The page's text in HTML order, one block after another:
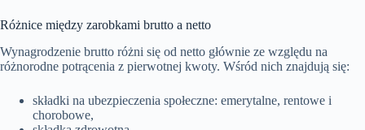
Różnice między zarobkami brutto a netto
Wynagrodzenie brutto różni się od netto głównie ze względu na
różnorodne potrącenia z pierwotnej kwoty. Wśród nich znajdują się:
składki na ubezpieczenia społeczne: emerytalne, rentowe i
chorobowe,